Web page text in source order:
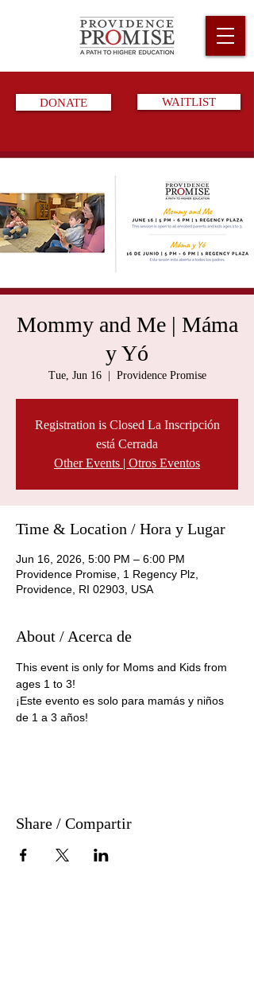
DONATE WAITLIST
Mommy and Me | Máma
y Yó
Tue, Jun 16
  |
Providence Promise
Registration is Closed La Inscripción
está Cerrada
Other Events | Otros Eventos
Time & Location / Hora y Lugar
Jun 16, 2026, 5:00 PM – 6:00 PM
Providence Promise, 1 Regency Plz,
Providence, RI 02903, USA
About / Acerca de
This event is only for Moms and Kids from
ages 1 to 3!
¡Este evento es solo para mamás y niños
de 1 a 3 años!
Share / Compartir